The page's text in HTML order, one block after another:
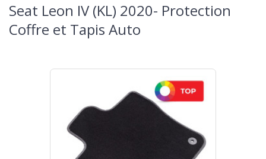
Seat Leon IV (KL) 2020- Protection
Coffre et Tapis Auto